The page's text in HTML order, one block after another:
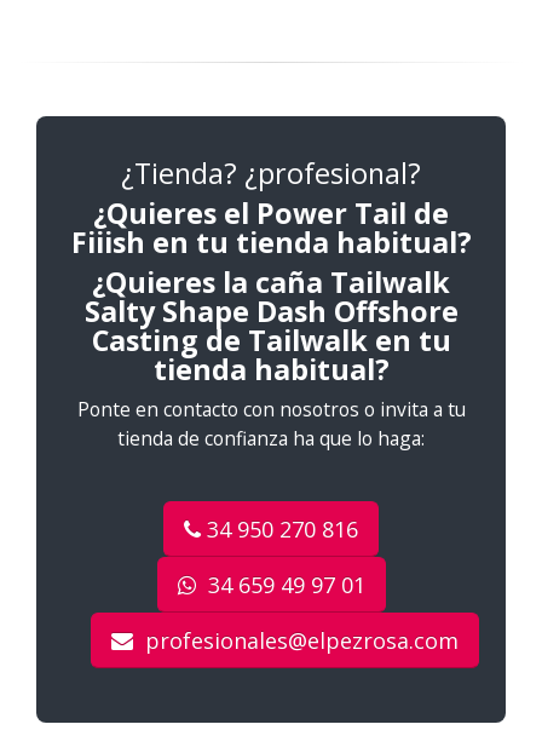
¿Tienda? ¿profesional?
¿Quieres el Power Tail de
Fiiish en tu tienda habitual?
¿Quieres la caña Tailwalk
Salty Shape Dash Offshore
Casting de Tailwalk en tu
tienda habitual?
Ponte en contacto con nosotros o invita a tu
tienda de confianza ha que lo haga:
34 950 270 816
34 659 49 97 01
profesionales@elpezrosa.com